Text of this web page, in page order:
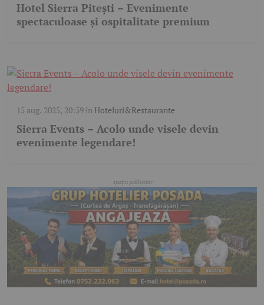
Hotel Sierra Pitești – Evenimente
spectaculoase și ospitalitate premium
15 aug. 2025, 20:59 în Hoteluri&Restaurante
Sierra Events – Acolo unde visele devin
evenimente legendare!